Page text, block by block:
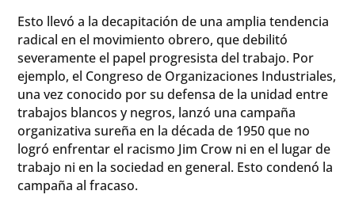
Esto llevó a la decapitación de una amplia tendencia
radical en el movimiento obrero, que debilitó
severamente el papel progresista del trabajo. Por
ejemplo, el Congreso de Organizaciones Industriales,
una vez conocido por su defensa de la unidad entre
trabajos blancos y negros, lanzó una campaña
organizativa sureña en la década de 1950 que no
logró enfrentar el racismo Jim Crow ni en el lugar de
trabajo ni en la sociedad en general. Esto condenó la
campaña al fracaso.